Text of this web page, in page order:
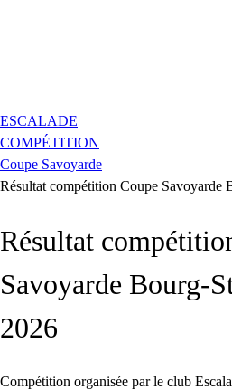
ESCALADE
COMPÉTITION
Coupe Savoyarde
Résultat compétition Coupe Savoyarde
Résultat
Savoyarde Bourg-
2026
Compétition organisée par le club